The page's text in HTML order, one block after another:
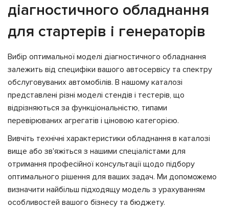
діагностичного обладнання
для стартерів і генераторів
Вибір оптимальної моделі діагностичного обладнання
залежить від специфіки вашого автосервісу та спектру
обслуговуваних автомобілів. В нашому каталозі
представлені різні моделі стендів і тестерів, що
відрізняються за функціональністю, типами
перевірюваних агрегатів і ціновою категорією.
Вивчіть технічні характеристики обладнання в каталозі
вище або зв'яжіться з нашими спеціалістами для
отримання професійної консультації щодо підбору
оптимального рішення для ваших задач. Ми допоможемо
визначити найбільш підходящу модель з урахуванням
особливостей вашого бізнесу та бюджету.